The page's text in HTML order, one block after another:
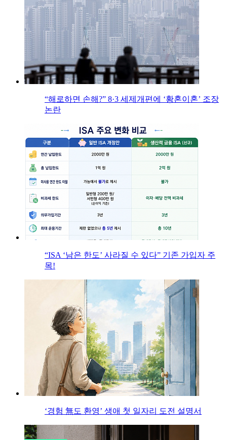
“해로하면 손해?” 8·3 세제개편에 ‘황혼이혼’ 조장
논란
“ISA ‘남은 한도’ 사라질 수 있다” 기존 가입자 주
목!
‘경험 無도 환영’ 생애 첫 일자리 도전 설명서